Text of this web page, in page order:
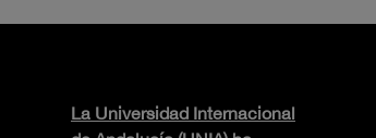
La Universidad Internacional